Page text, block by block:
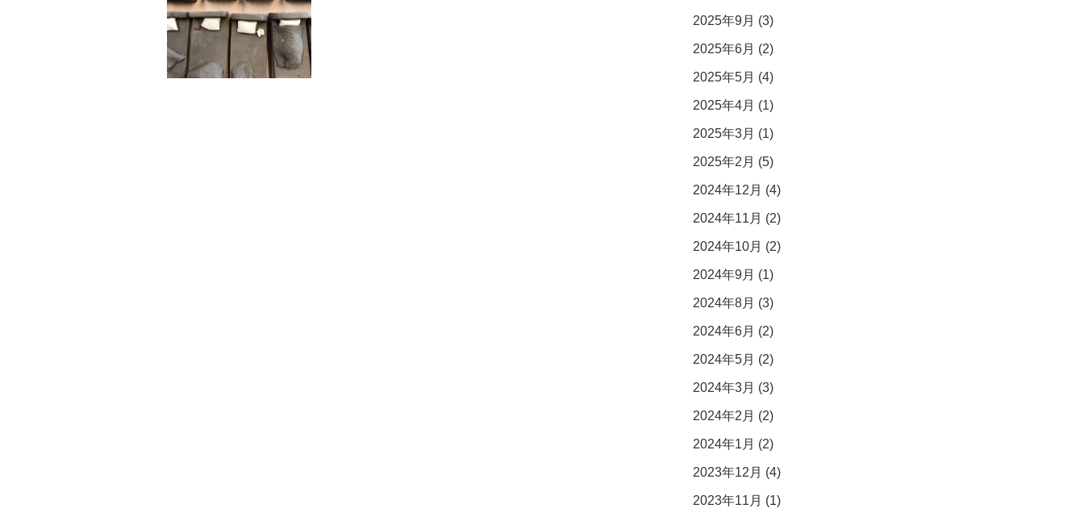
2025年9月 (3)
2025年6月 (2)
2025年5月 (4)
2025年4月 (1)
2025年3月 (1)
2025年2月 (5)
2024年12月 (4)
2024年11月 (2)
2024年10月 (2)
2024年9月 (1)
2024年8月 (3)
2024年6月 (2)
2024年5月 (2)
2024年3月 (3)
2024年2月 (2)
2024年1月 (2)
2023年12月 (4)
2023年11月 (1)